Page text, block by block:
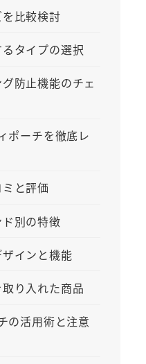
比較検討
タイプの選択
防止機能のチェ
ポーチを徹底レ
と評価
別の特徴
インと機能
り入れた商品
の活用術と注意